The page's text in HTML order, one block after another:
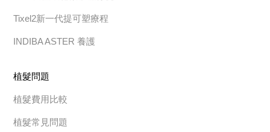
Tixel2新一代提可塑療程
INDIBA ASTER 養護
植髮問題
植髮費用比較
植髮常見問題